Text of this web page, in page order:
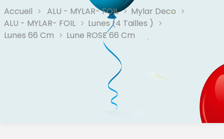
Accueil ALU - MYLAR- FOIL
Mylar Deco
ALU - MYLAR- FOIL
Lunes (4 Tailles )
Lunes 66 Cm
Lune ROSE 66 Cm